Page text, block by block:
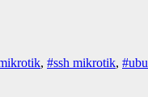
, #ssh mikrotik,